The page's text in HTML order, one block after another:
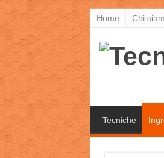
Home Chi
Tecniche